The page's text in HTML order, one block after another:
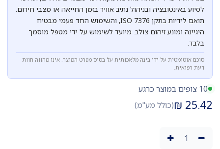
לסיוע באינטובציה ובניהול נתיב אוויר בזמן החייאה או מצבי חירום.
תואם לידיות בתקן ISO 7376, והשימוש החד פעמי מבטיח
היגיינה ומונע זיהום צולב. מיועד לשימוש על ידי מטפל מוסמך
בלבד.
סוכם אוטומטית על ידי בינה מלאכותית על בסיס מפרט המוצר. אינו מהווה חוות
דעת רפואית.
10 צופים במוצר כרגע
25.42
₪(כולל מע"מ)